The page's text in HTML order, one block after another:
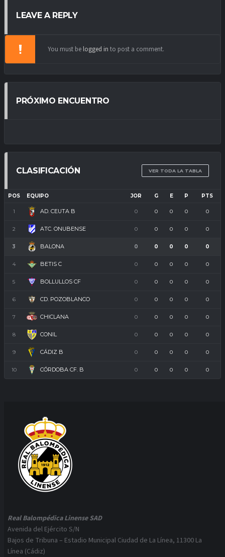
LEAVE A REPLY
You must be logged in to post a comment.
PRÓXIMO ENCUENTRO
CLASIFICACIÓN VER TODA LA TABLA
POS EQUIPO JOR G E P PTS
1 AD. CEUTA B 0 0 0 0 0
2 ATC. ONUBENSE 0 0 0 0 0
3 BALONA 0 0 0 0 0
4 BETIS C 0 0 0 0 0
5 BOLLULLOS CF 0 0 0 0 0
6 CD. POZOBLANCO 0 0 0 0 0
7 CHICLANA 0 0 0 0 0
8 CONIL 0 0 0 0 0
9 CÁDIZ B 0 0 0 0 0
10 CÓRDOBA CF. B 0 0 0 0 0
Real Balompédica Linense SAD
Avenida del Ejército S/N
Bajos de Tribuna – Estadio Municipal Ciudad de La Línea, 11300 La
Línea (Cádiz)